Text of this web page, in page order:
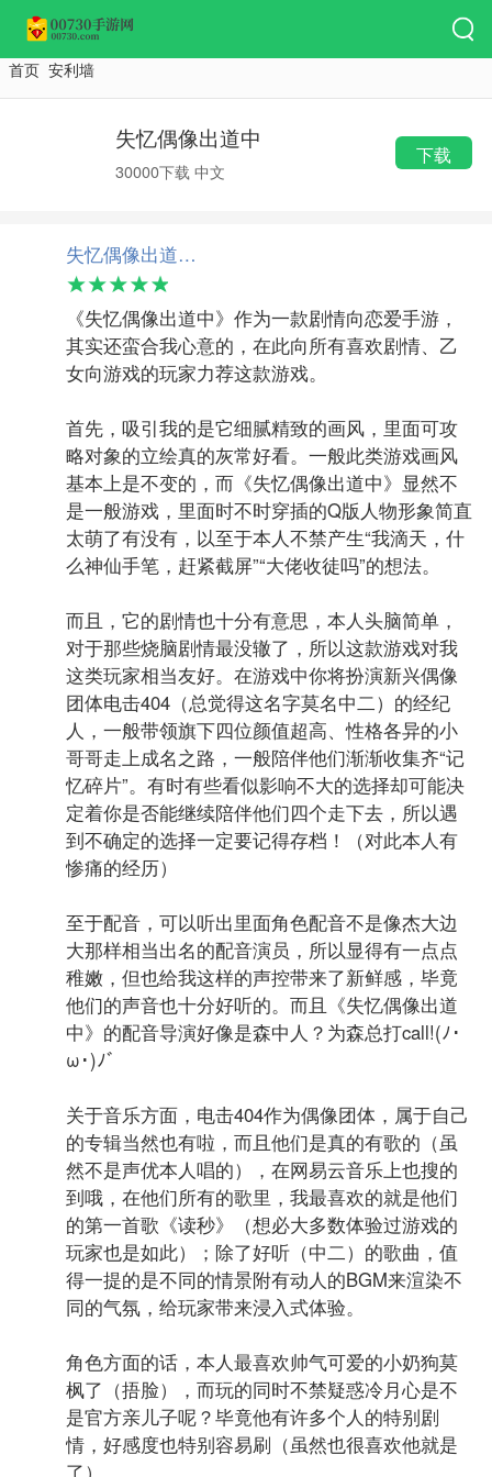
00730手游网
搜索
首页 安利墙
失忆偶像出道中
30000下载 中文
下载
失忆偶像出道中 离任的试玩体验
《失忆偶像出道中》作为一款剧情向恋爱手游，
其实还蛮合我心意的，在此向所有喜欢剧情、乙
女向游戏的玩家力荐这款游戏。
首先，吸引我的是它细腻精致的画风，里面可攻
略对象的立绘真的灰常好看。一般此类游戏画风
基本上是不变的，而《失忆偶像出道中》显然不
是一般游戏，里面时不时穿插的Q版人物形象简直
太萌了有没有，以至于本人不禁产生“我滴天，什
么神仙手笔，赶紧截屏”“大佬收徒吗”的想法。
而且，它的剧情也十分有意思，本人头脑简单，
对于那些烧脑剧情最没辙了，所以这款游戏对我
这类玩家相当友好。在游戏中你将扮演新兴偶像
团体电击404（总觉得这名字莫名中二）的经纪
人，一般带领旗下四位颜值超高、性格各异的小
哥哥走上成名之路，一般陪伴他们渐渐收集齐“记
忆碎片”。有时有些看似影响不大的选择却可能决
定着你是否能继续陪伴他们四个走下去，所以遇
到不确定的选择一定要记得存档！（对此本人有
惨痛的经历）
至于配音，可以听出里面角色配音不是像杰大边
大那样相当出名的配音演员，所以显得有一点点
稚嫩，但也给我这样的声控带来了新鲜感，毕竟
他们的声音也十分好听的。而且《失忆偶像出道
中》的配音导演好像是森中人？为森总打call!(ﾉ･
ω･)ﾉﾞ
关于音乐方面，电击404作为偶像团体，属于自己
的专辑当然也有啦，而且他们是真的有歌的（虽
然不是声优本人唱的），在网易云音乐上也搜的
到哦，在他们所有的歌里，我最喜欢的就是他们
的第一首歌《读秒》（想必大多数体验过游戏的
玩家也是如此）；除了好听（中二）的歌曲，值
得一提的是不同的情景附有动人的BGM来渲染不
同的气氛，给玩家带来浸入式体验。
角色方面的话，本人最喜欢帅气可爱的小奶狗莫
枫了（捂脸），而玩的同时不禁疑惑冷月心是不
是官方亲儿子呢？毕竟他有许多个人的特别剧
情，好感度也特别容易刷（虽然也很喜欢他就是
了）。